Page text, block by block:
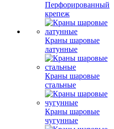
Перфорированный
крепеж
Краны шаровые
латунные
Краны шаровые
стальные
Краны шаровые
чугунные